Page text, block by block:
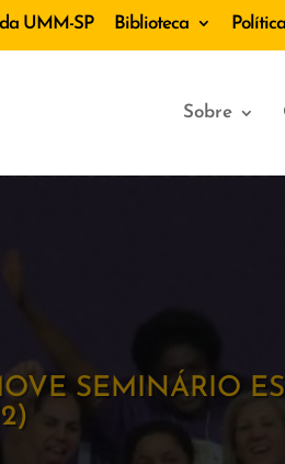
UMM-SP Biblioteca
Sobre
SEMINÁRIO